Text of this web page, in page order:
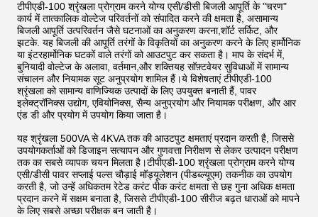
टीपीएडी-100 श्रृंखला प्रोग्राम करने योग्य एसी/डीसी बिजली आपूर्ति के "चरण"
कार्य में तात्कालिक वोल्टेज परिवर्तनों को संपादित करने की क्षमता है, असामान्य
बिजली आपूर्ति उत्परिवर्तन जैसे घटनाओं का अनुकरण करना,शॉर्ट सर्किट, और
झटके. यह बिजली की आपूर्ति तरंगों के विकृतियों का अनुकरण करने के लिए हार्मोनिक
या इंटरहार्मोनिक घटकों वाले तरंगों को आउटपुट कर सकता है। माप के संदर्भ में,
बुनियादी वोल्टेज के अलावा, वर्तमान,और शक्तियह सॉफ़्टवेयर सुविधाओं में सामान्य
संचालन और नियामक सूट अनुप्रयोग शामिल हैं।ये विशेषताएं टीपीएडी-100
श्रृंखला को सामान्य वाणिज्यिक उत्पादों के लिए उपयुक्त बनाती हैं, पावर
इलेक्ट्रॉनिक्स उद्योग, एवियोनिक्स, सैन्य अनुप्रयोग और नियामक परीक्षण, और आर
एंड डी और प्रयोग में उपयोग किया जाता है।
यह श्रृंखला 500VA से 4KVA तक की आउटपुट क्षमताएं प्रदान करती है, जिससे
उपयोगकर्ताओं को डिजाइन सत्यापन और गुणवत्ता निरीक्षण से लेकर उत्पादन परीक्षण
तक का सबसे व्यापक चयन मिलता है।टीपीएडी-100 श्रृंखला प्रोग्राम करने योग्य
एसी/डीसी पावर सप्लाई पल्स चौड़ाई मॉड्यूलेशन (पीडब्ल्यूएम) तकनीक का उपयोग
करती है, जो उन्हें अधिकतम रेटेड करंट पीक करंट क्षमता से छह गुना अधिक क्षमता
प्रदान करने में सक्षम बनाता है, जिससे टीपीएडी-100 सीरीज बढ़त धाराओं को मापने
के लिए सबसे अच्छा परीक्षक बन जाती है।